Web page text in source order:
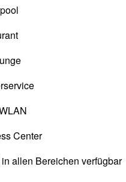
Center
allen Bereichen verfügbar